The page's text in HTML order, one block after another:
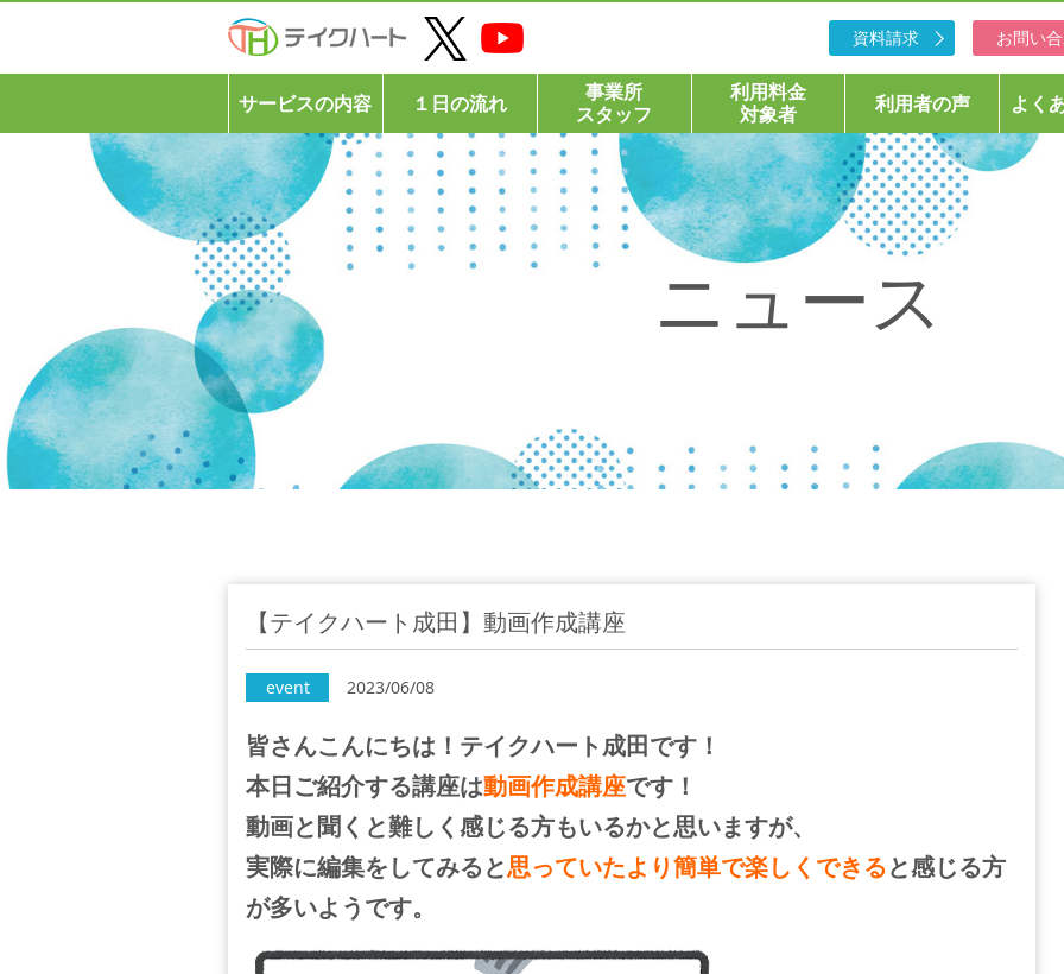
資料請求 お問い
サービスの内容 １日の流れ
事業所
スタッフ
利用料金
対象者
利用者の声 よく
ニュース
【テイクハート成田】動画作成講座
event 2023/06/08
皆さんこんにちは！テイクハート成田です！
本日ご紹介する講座は動画作成講座です！
動画と聞くと難しく感じる方もいるかと思いますが、
実際に編集をしてみると思っていたより簡単で楽しくできると感じる方
が多いようです。